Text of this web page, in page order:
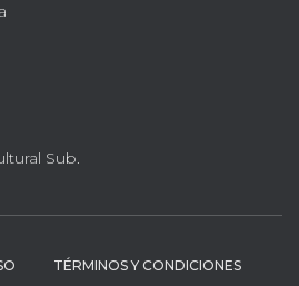
Sub.
TÉRMINOS Y CONDICIONES